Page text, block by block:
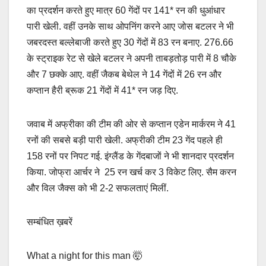
का प्रदर्शन करते हुए मात्र 60 गेंदों पर 141* रन की धुआंधार
पारी खेली. वहीं उनके साथ ओपन‍िंग करने आए जोस बटलर ने भी
जबरदस्त बल्लेबाजी करते हुए 30 गेंदों में 83 रन बनाए. 276.66
के स्ट्राइक रेट से खेले बटलर ने अपनी ताबड़तोड़ पारी में 8 चौके
और 7 छक्के आए. वहीं जैकब बेथेल ने 14 गेंदों में 26 रन और
कप्तान हैरी ब्रूक 21 गेंदों में 41* रन जड़ दिए.
जवाब में अफ्रीका की टीम की ओर से कप्तान एडेन मार्करम ने 41
रनों की सबसे बड़ी पारी खेली. अफ्रीकी टीम 23 गेंद पहले ही
158 रनों पर न‍िपट गई. इंग्लैंड के गेंदबाजों ने भी शानदार प्रदर्शन
किया. जोफ्रा आर्चर ने 25 रन खर्च कर 3 विकेट लिए. सैम करन
और व‍िल जैक्स को भी 2-2 सफलताएं मिलीं.
सम्बंधित ख़बरें
What a night for this man 🤯